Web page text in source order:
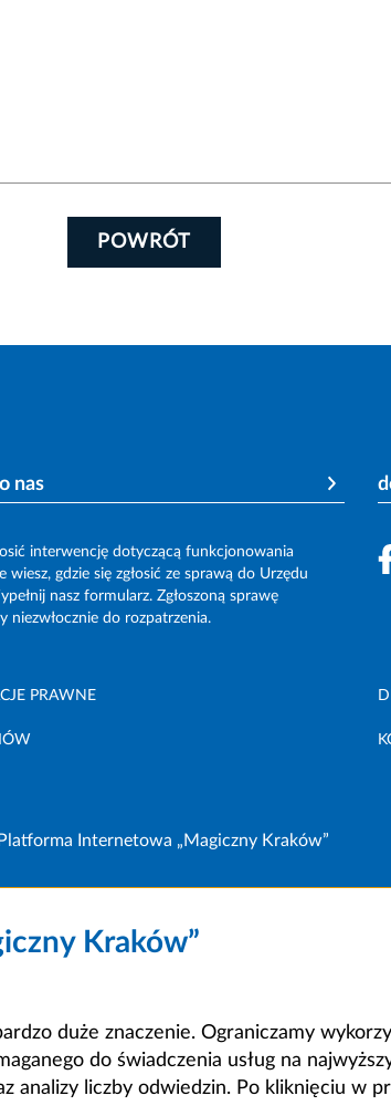
POWRÓT
nas
interwencję dotyczącą funkcjonowania
wiesz, gdzie się zgłosić ze sprawą do Urzędu
nasz formularz. Zgłoszoną sprawę
niezwłocznie do rozpatrzenia.
PRAWNE
Internetowa „Magiczny Kraków”
Kraków”
duże znaczenie. Ograniczamy
do świadczenia usług na
analizy liczby odwiedzin. Po kliknięciu w